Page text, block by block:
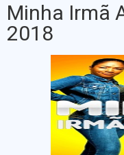
Minha Irmã
2018